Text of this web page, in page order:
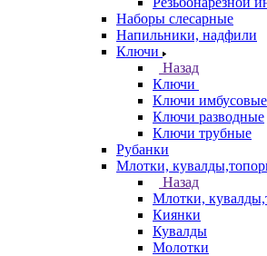
Наборы слесарные
Напильники, надфили
Ключи
Назад
Ключи
Ключи имбусовые
Ключи разводные
Ключи трубные
Рубанки
Млотки,
Назад
Млотки,
Киянки
Кувалды
Молотки